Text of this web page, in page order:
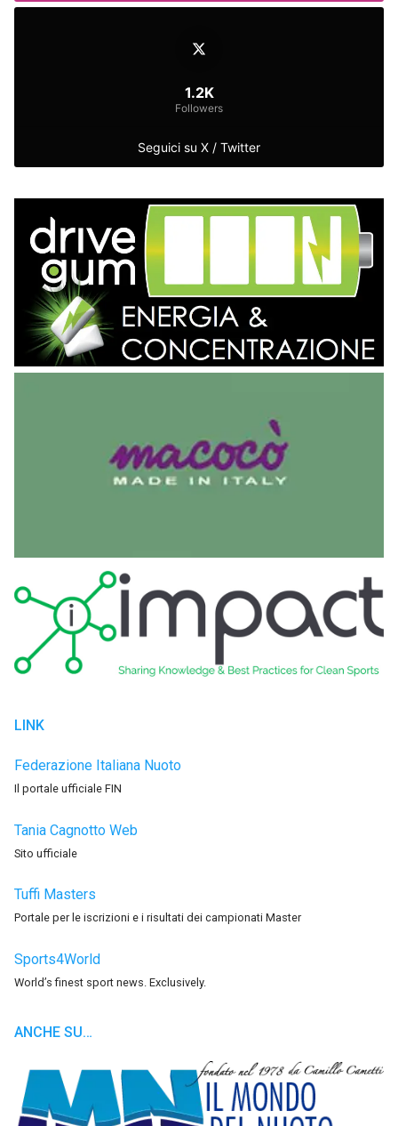
Seguici su X / Twitter
1.2K
Followers
LINK
Federazione Italiana Nuoto
Il portale ufficiale FIN
Tania Cagnotto Web
Sito ufficiale
Tuffi Masters
Portale per le iscrizioni e i risultati dei campionati Master
Sports4World
World’s finest sport news. Exclusively.
ANCHE SU…